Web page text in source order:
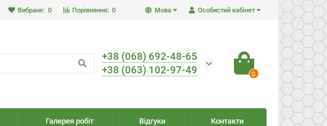
Особистий кабінет
Мова
Порівняння: 0
Вибране: 0
+38 (068) 692-48-65
+38 (063) 102-97-49
0
Галерея робіт Відгуки Контакти